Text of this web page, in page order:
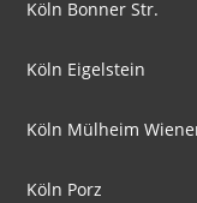
Köln Bonner Str.
Köln Eigelstein
Köln Mülheim
Köln Porz